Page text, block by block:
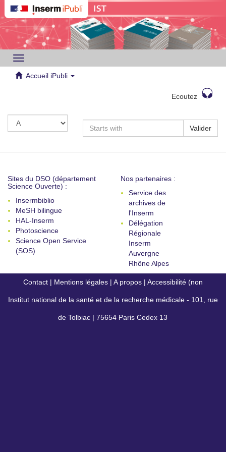
Toggle
navigation
Accueil iPubli
Ecoutez
Valider
Sites du DSO (département
Science Ouverte) :
Insermbiblio
MeSH bilingue
HAL-Inserm
Photoscience
Science Open Service
(SOS)
Nos partenaires :
Service des
archives de
l'Inserm
Délégation
Régionale
Inserm
Auvergne
Rhône Alpes
Contact | Mentions légales | A propos | Accessibilité (non
conforme)
Institut national de la santé et de la recherche médicale - 101, rue
de Tolbiac | 75654 Paris Cedex 13